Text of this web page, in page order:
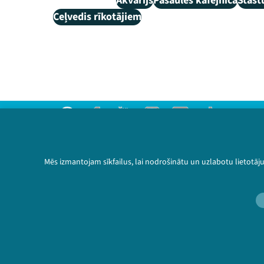
Mēs izmantojam sīkfailus, lai nodrošinātu un uzlabotu
Ceļvedis rīkotājiem
Privātuma politika
Lietošanas noteikumi un sīkdatņu politika
© 2026 Sarunu festivāls LAMPA Visas
🔗